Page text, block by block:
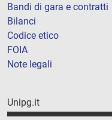
Bandi di gara e contratti
Bilanci
Codice etico
FOIA
Note legali
Unipg.it